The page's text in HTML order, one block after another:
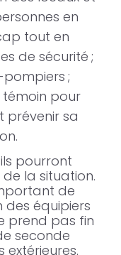
en
tout en
de sécurité ;
;
témoin pour
prévenir sa
pourront
la situation.
de
des équipiers
prend pas fin
seconde
extérieures.